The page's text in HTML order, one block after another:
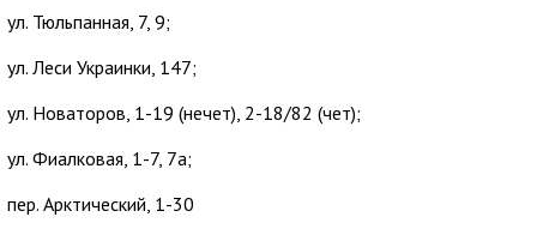
ул. Тюльпанная, 7, 9;
ул. Леси Украинки, 147;
ул. Новаторов, 1-19 (нечет), 2-18/82 (чет);
ул. Фиалковая, 1-7, 7а;
пер. Арктический, 1-30